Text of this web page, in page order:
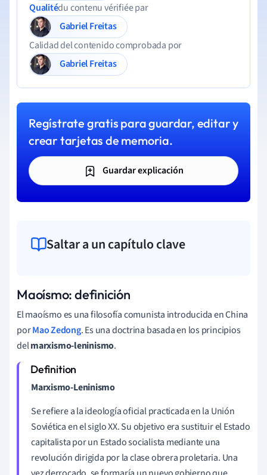
Qualitédu contenu vérifiée par
Gabriel Freitas
Calidad del contenido comprobada por
Gabriel Freitas
Regístrate gratis para guardar, editar y
crear tarjetas de memoria.
Guardar explicación
Saltar a un capítulo clave
Maoísmo: definición
El maoísmo es una filosofía comunista introducida en China
porMao Zedong. Es una doctrina basada en los principios
delmarxismo-leninismo.
Marxismo-Leninismo
Se refiere a la ideología oficial practicada en la Unión
Soviética en el siglo XX. Su objetivo era sustituir el Estado
capitalista por un Estado socialista mediante una
revolución dirigida por la clase obrera proletaria. Una